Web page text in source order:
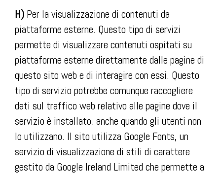
H) Per la visualizzazione di contenuti da
piattaforme esterne. Questo tipo di servizi
permette di visualizzare contenuti ospitati su
piattaforme esterne direttamente dalle pagine di
questo sito web e di interagire con essi. Questo
tipo di servizio potrebbe comunque raccogliere
dati sul traffico web relativo alle pagine dove il
servizio è installato, anche quando gli utenti non
lo utilizzano. Il sito utilizza Google Fonts, un
servizio di visualizzazione di stili di carattere
gestito da Google Ireland Limited che permette a